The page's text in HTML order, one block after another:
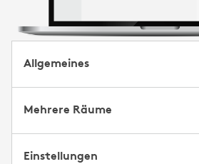
Allgemeines
Mehrere Räume
Einstellungen